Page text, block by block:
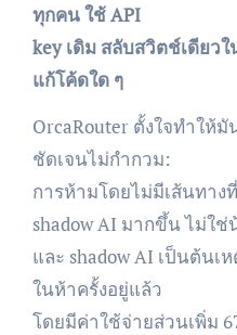
ทุกคน ใช้ API
key เดิม สลับสวิตช์เดียว
แก้โค้ดใด ๆ
OrcaRouter ตั้งใจทำให้
ชัดเจนไม่กำกวม:
การห้ามโดยไม่มีเส้นทาง
shadow AI มากขึ้น ไม่ใช่
และ shadow AI เป็นต้นเ
ในห้าครั้งอยู่แล้ว
โดยมีค่าใช้จ่ายส่วนเพิ่ม